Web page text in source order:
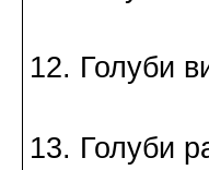
12. Голуби
13. Голуби